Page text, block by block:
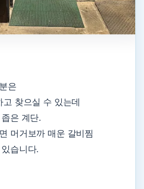
은
고 찾으실 수 있는데
은 계단.
머거보까 매운 갈비찜
습니다.